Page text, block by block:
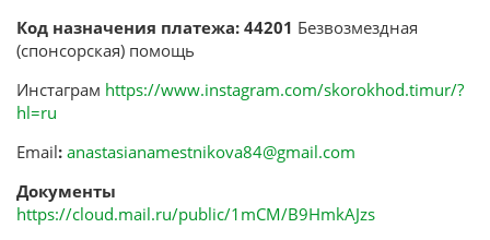
Код назначения платежа: 44201 Безвозмездная
(спонсорская) помощь
Инстаграм https://www.instagram.com/skorokhod.timur/?
hl=ru
Email: anastasianamestnikova84@gmail.com
Документы
https://cloud.mail.ru/public/1mCM/B9HmkAJzs